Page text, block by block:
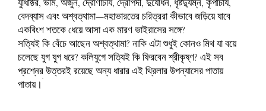
যুধিষ্ঠির, ভীম, অর্জুন, দ্রোণাচার্য, দ্রৌপদী, দুর্যোধন, ধৃষ্টদ্যুম্ন, কৃপাচার্য,
বেদব্যাস এবং অশ্বত্থামা—মহাভারতের চরিত্ররা কীভাবে জড়িয়ে যাবে
একবিংশ শতকে ধেয়ে আসা এক মারণ ভাইরাসের সঙ্গে?
সত্যিই কি বেঁচে আছেন অশ্বত্থামা? নাকি এটা শুধুই কোনও মিথ যা বয়ে
চলেছে যুগ যুগ ধরে? কলিযুগে সত্যিই কি ফিরবেন শ্রীকৃষ্ণ? এই সব
প্রশ্নের উত্তরই রয়েছে অন্য ধারার এই থ্রিলার উপন্যাসের পাতায়
পাতায়।